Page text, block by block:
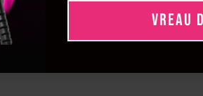
VREAU